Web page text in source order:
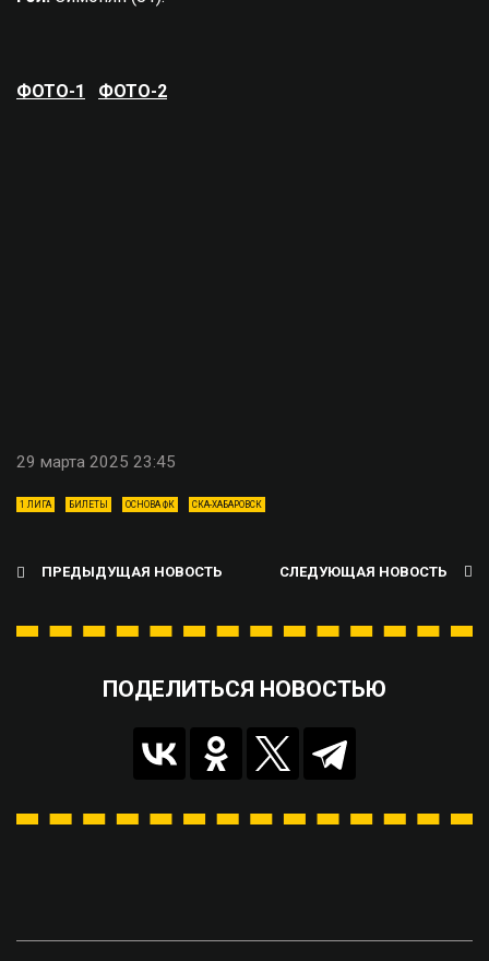
ФОТО-1 ФОТО-2
29 марта 2025 23:45
1 ЛИГА БИЛЕТЫ ОСНОВА ФК СКА-ХАБАРОВСК
ПРЕДЫДУЩАЯ НОВОСТЬ СЛЕДУЮЩАЯ НОВОСТЬ
ПОДЕЛИТЬСЯ НОВОСТЬЮ